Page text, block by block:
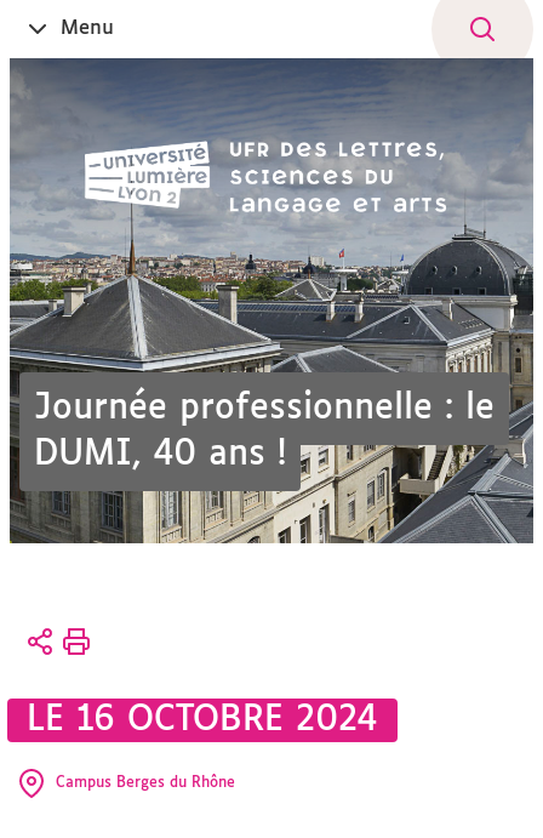
Ouvrir
le
Menu
Journée professionnelle : le
DUMI, 40 ans !
Vous
Accueil
Actualités
LE 16 OCTOBRE 2024
Campus Berges du Rhône